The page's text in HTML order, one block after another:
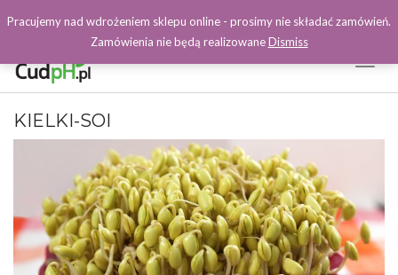
Facebook
KIELKI-SOI
Pracujemy nad wdrożeniem sklepu online - prosimy nie składać zamówień.
Zamówienia nie będą realizowaneDismiss